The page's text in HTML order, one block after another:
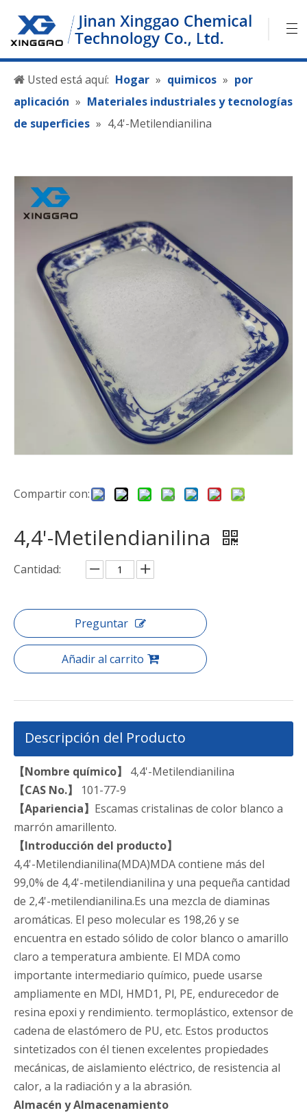
Usted está aquí: Hogar » quimicos » por
aplicación » Materiales industriales y tecnologías
de superficies » 4,4'-Metilendianilina
Compartir con:
4,4'-Metilendianilina
Cantidad:
Preguntar
Añadir al carrito
Descripción del Producto
【Nombre químico】
4,4'-Metilendianilina
【CAS No.】
101-77-9
【Apariencia】 Escamas cristalinas de color blanco a
marrón amarillento.
【Introducción del producto】
4,4'-Metilendianilina(MDA)MDA contiene más del
99,0% de 4,4'-metilendianilina y una pequeña cantidad
de 2,4'-metilendianilina.Es una mezcla de diaminas
aromáticas. El peso molecular es 198,26 y se
encuentra en estado sólido de color blanco o amarillo
claro a temperatura ambiente. El MDA como
importante intermediario químico, puede usarse
ampliamente en MDl, HMD1, Pl, PE, endurecedor de
resina epoxi y rendimiento. termoplástico, extensor de
cadena de elastómero de PU, etc. Estos productos
sintetizados con él tienen excelentes propiedades
mecánicas, de aislamiento eléctrico, de resistencia al
calor, a la radiación y a la abrasión.
Almacén y Almacenamiento